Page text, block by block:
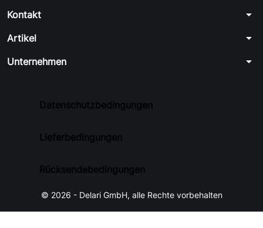
Kontakt arrow_drop_down
Artikel arrow_drop_down
Unternehmen arrow_drop_down
Datenschutzbedingungen
Lieferbedingungen
Rücksendebedingungen
© 2026 - Delari GmbH, alle Rechte vorbehalten